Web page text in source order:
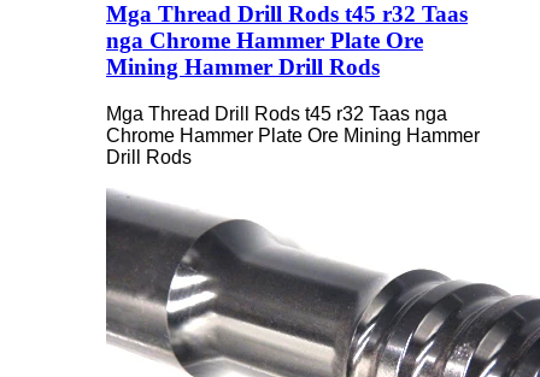
Mga Thread Drill Rods t45 r32 Taas
nga Chrome Hammer Plate Ore
Mining Hammer Drill Rods
Mga Thread Drill Rods t45 r32 Taas nga
Chrome Hammer Plate Ore Mining Hammer
Drill Rods